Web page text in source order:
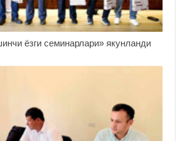
ёзги семинарлари» якунланди